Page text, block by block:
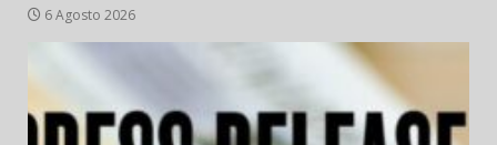
6 Agosto 2026